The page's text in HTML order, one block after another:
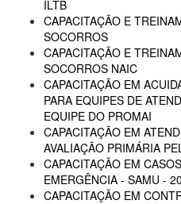
ILTB
CAPACITAÇÃO E
SOCORROS
CAPACITAÇÃO E
SOCORROS NAIC
CAPACITAÇÃO EM
PARA EQUIPES DE
EQUIPE DO PROMAI
CAPACITAÇÃO EM
AVALIAÇÃO PRIMÁRIA
CAPACITAÇÃO EM
EMERGÊNCIA - SAMU -
CAPACITAÇÃO EM